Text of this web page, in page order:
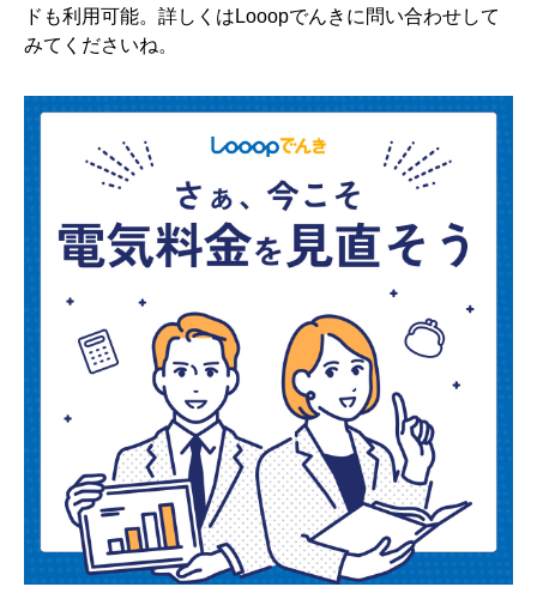
ドも利用可能。詳しくはLooopでんきに問い合わせして
みてくださいね。